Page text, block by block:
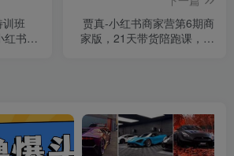
训班
红书平
贾真-小红书商家营第6期商
家版，21天带货陪跑课，让